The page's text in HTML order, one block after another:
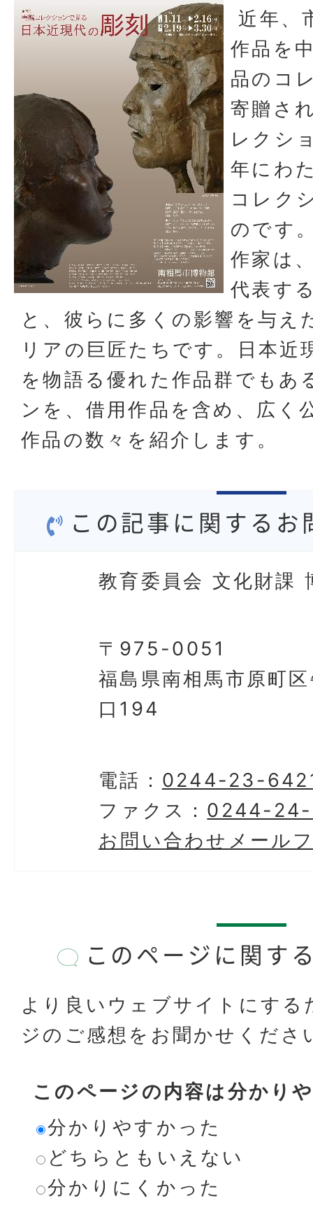
近年、
作品を
品のコ
寄贈さ
レクシ
年にわ
コレク
のです
作家は
代表す
と、彼らに多くの影響を与え
リアの巨匠たちです。日本近
を物語る優れた作品群でもあ
ンを、借用作品を含め、広く
作品の数々を紹介します。
この記事に関するお
教育委員会 文化財課
〒975-0051
福島県南相馬市原町
口194
電話： 0244-23-
ファクス： 0244-
お問い合わせメール
このページに関す
より良いウェブサイトにする
ジのご感想をお聞かせくださ
このページの内容は分かり
分かりやすかった
どちらともいえない
分かりにくかった